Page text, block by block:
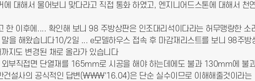
에 대해서 물어보니 맞다라고 직접 통화 하였고, 엔지니어드스톤에 대해서 천
한 이후에.... 확인해 보니 98 주방상판은 인조대리석이다라는 허무맹랑
해왔습니다10/2일 ... e모델하우스 접속 후 마감재리스트를 보니 98주방
지도 변경된 채로 올라가 있습니다
부직접면 단열재를 165mm로 시공을 해야 하는데에도 불과 130mm에 불
건설사의 공식적인 답변(\\\'16.04)은 단순 실수이므로 이해해줄것이라는